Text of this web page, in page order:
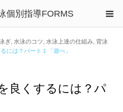
個別指導FORMS
ぎ, 水泳のコツ, 水泳上達の仕組み, 背泳
には？パート１「遊べ」
良くするには？パ